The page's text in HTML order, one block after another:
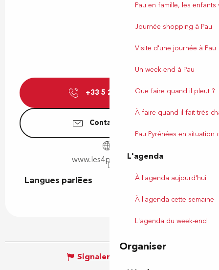
Pau en famille, les
Journée shopping à Pau
Visite d'une journée à Pau
Un week-end à Pau
Que faire quand il pleut ?
À faire quand il fait très
Pau Pyrénées en situation
L'agenda
À l'agenda aujourd'hui
À l'agenda cette semaine
L'agenda du week-end
Organiser
+33 5 24 98 45▒▒
Contactez-nous
www.les4pepins.com
Langues parlées
Langues parlées
Signaler une erreur